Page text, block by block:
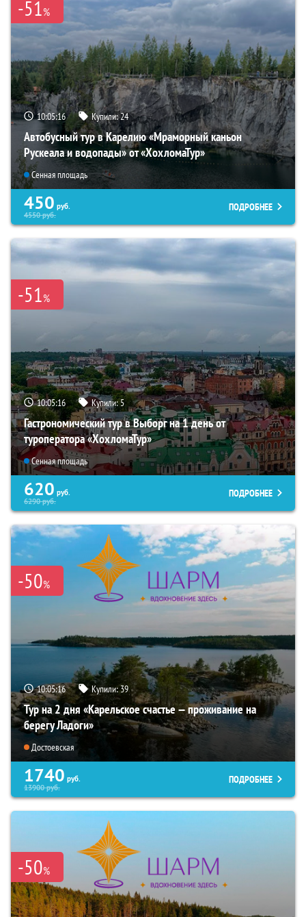
-51%
10:05:14 Купили:24
Автобусный тур в Карелию «Мраморный каньон
Рускеала и водопады» от «ХохломаТур»
Сенная площадь
450 руб.
4550руб.
ПОДРОБНЕЕ
-51%
10:05:14 Купили:5
Гастрономический тур в Выборг на 1 день от
туроператора «ХохломаТур»
Сенная площадь
620 руб.
6290руб.
ПОДРОБНЕЕ
-50%
10:05:14 Купили:39
Тур на 2 дня «Карельское счастье — проживание на
берегу Ладоги»
Достоевская
1740 руб.
13900руб.
ПОДРОБНЕЕ
-50%